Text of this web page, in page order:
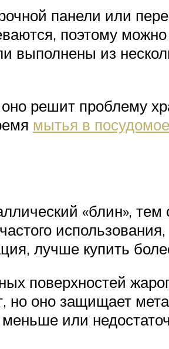
панели или
поэтому можно
выполнены из
решит проблему
мытья в
«блин»,
лучше купить
поверхностей
оно защищает
или